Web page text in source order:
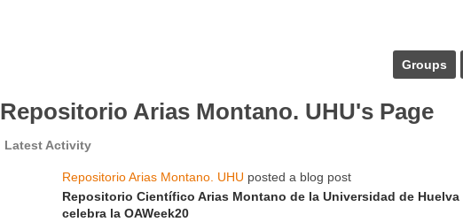
Groups
Repositorio Arias Montano. UHU's Page
Latest Activity
Repositorio Arias Montano. UHU posted a blog post
Repositorio Científico Arias Montano de la Universidad de Huelva
celebra la OAWeek20